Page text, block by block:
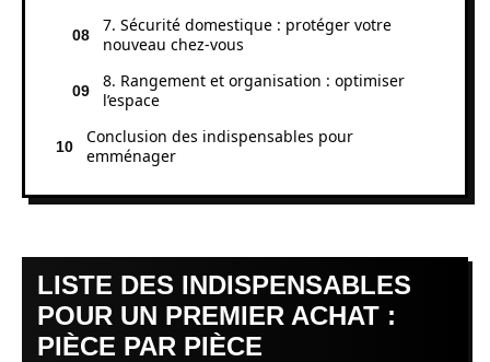
7. Sécurité domestique : protéger votre
nouveau chez-vous
8. Rangement et organisation : optimiser
l’espace
Conclusion des indispensables pour
emménager
LISTE DES INDISPENSABLES
POUR UN PREMIER ACHAT :
PIÈCE PAR PIÈCE